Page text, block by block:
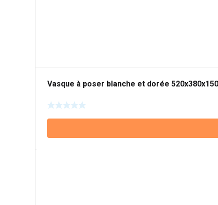
Vasque à poser blanche et dorée